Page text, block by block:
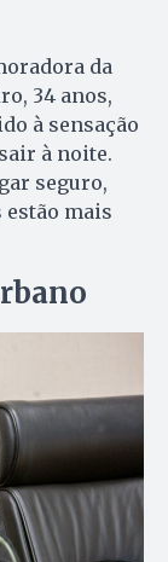
da
34 anos,
à sensação
à noite.
seguro,
mais